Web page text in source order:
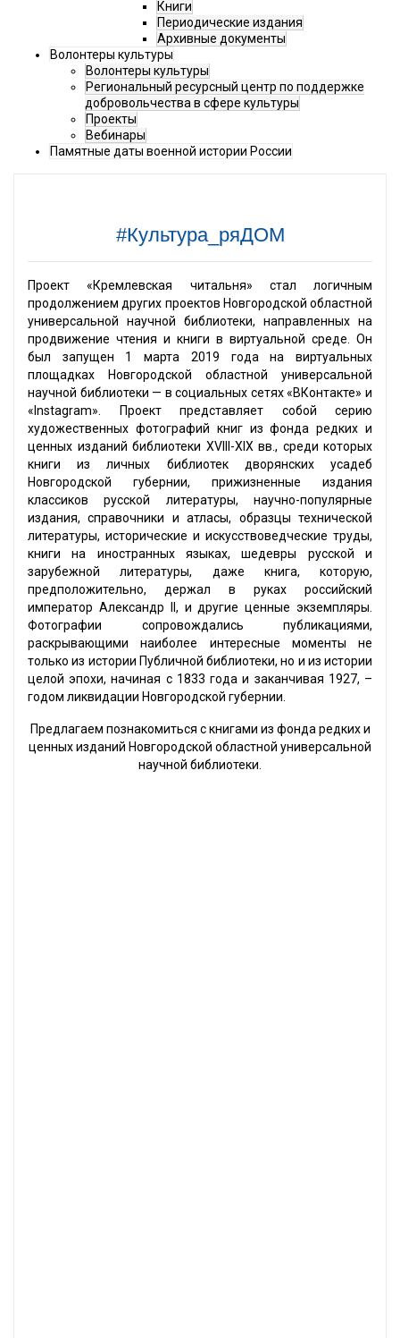
Книги
Периодические издания
Архивные документы
Волонтеры культуры
Волонтеры культуры
Региональный ресурсный центр по поддержке
добровольчества в сфере культуры
Проекты
Вебинары
Памятные даты военной истории России
#Культура_ряДОМ
Проект «Кремлевская читальня» стал логичным
продолжением других проектов Новгородской областной
универсальной научной библиотеки, направленных на
продвижение чтения и книги в виртуальной среде. Он
был запущен 1 марта 2019 года на виртуальных
площадках Новгородской областной универсальной
научной библиотеки — в социальных сетях «ВКонтакте» и
«Instagram». Проект представляет собой серию
художественных фотографий книг из фонда редких и
ценных изданий библиотеки XVIII-XIX вв., среди которых
книги из личных библиотек дворянских усадеб
Новгородской губернии, прижизненные издания
классиков русской литературы, научно-популярные
издания, справочники и атласы, образцы технической
литературы, исторические и искусствоведческие труды,
книги на иностранных языках, шедевры русской и
зарубежной литературы, даже книга, которую,
предположительно, держал в руках российский
император Александр II, и другие ценные экземпляры.
Фотографии сопровождались публикациями,
раскрывающими наиболее интересные моменты не
только из истории Публичной библиотеки, но и из истории
целой эпохи, начиная с 1833 года и заканчивая 1927, –
годом ликвидации Новгородской губернии.
Предлагаем познакомиться с книгами из фонда редких и
ценных изданий Новгородской областной универсальной
научной библиотеки.